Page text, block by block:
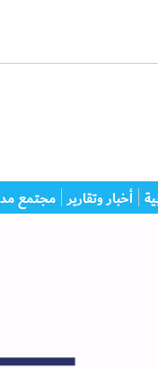
أخبار وتقارير مجتمع